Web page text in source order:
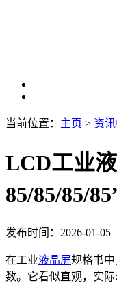
当前位置： 主页 > 资
LCD工业
85/85/85/
发布时间：2026-01-05
在工业液晶屏规格书中
数。它看似直观，实